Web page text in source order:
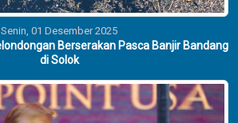
Senin, 01 Desember 2025
Berserakan Pasca Banjir Bandang
di Solok